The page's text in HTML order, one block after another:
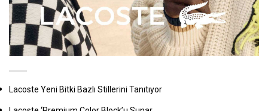
Lacoste Yeni Bitki Bazlı Stillerini Tanıtıyor